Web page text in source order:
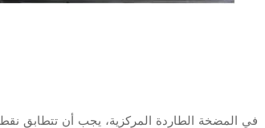
في المضخة الطاردة المركزية، يجب أن تتطابق